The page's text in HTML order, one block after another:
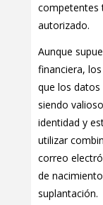
competentes
autorizado.
Aunque
financiera,
que los
siendo
identidad y
utilizar
correo
de
suplantación.